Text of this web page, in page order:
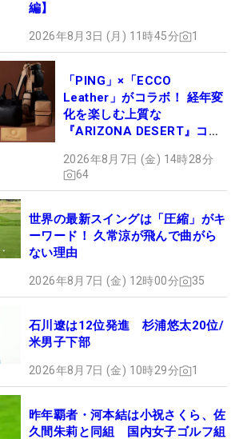
編】
2026年8月3日 (月) 11時45分 1
「PING」×「ECCO
Leather」がコラボ！ 経年変
化を楽しむ上質な
『ARIZONA DESERT』コレ
ュー
2026年8月7日 (金) 14時28分
64
世界の最新スイングは「圧縮」がキ
ーワード！ 久常涼が飛んで曲がら
ない理由
2026年8月7日 (金) 12時00分 35
石川遼は12位発進 杉浦悠太20位/
米男子下部
2026年8月7日 (金) 10時29分 1
昨年覇者・河本結は小祝さくら、佐
久間朱莉と同組 国内女子ゴルフ組